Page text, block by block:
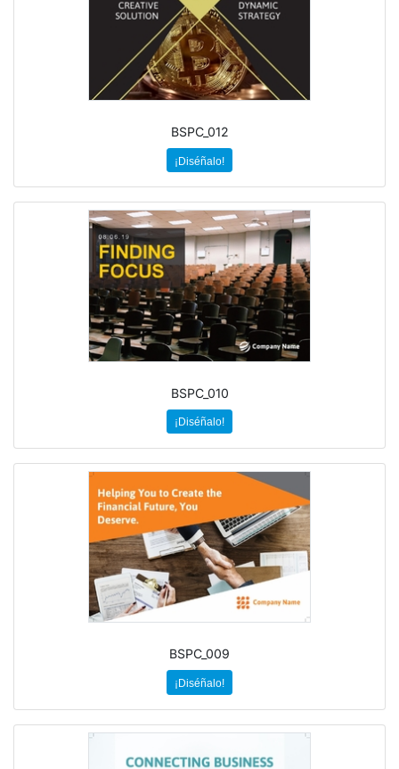
BSPC_012
¡Diséñalo!
BSPC_010
¡Diséñalo!
BSPC_009
¡Diséñalo!